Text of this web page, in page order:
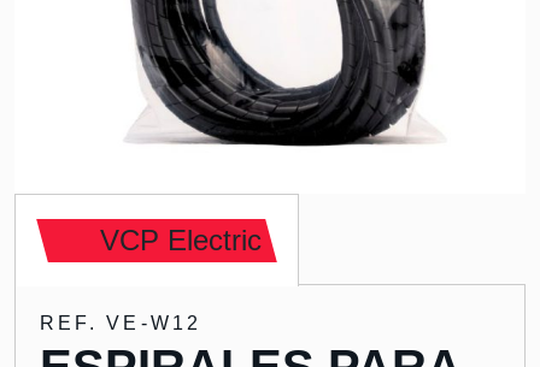
VCP Electric
REF. VE-W12